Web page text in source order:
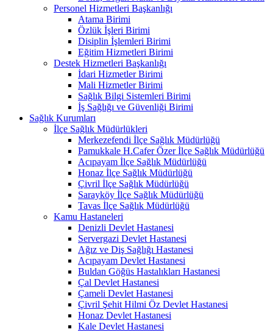
Personel Hizmetleri Başkanlığı
Atama Birimi
Özlük İşleri Birimi
Disiplin İşlemleri Birimi
Eğitim Hizmetleri Birimi
Destek Hizmetleri Başkanlığı
İdari Hizmetler Birimi
Mali Hizmetler Birimi
Sağlık Bilgi Sistemleri Birimi
İş Sağlığı ve Güvenliği Birimi
Sağlık Kurumları
İlçe Sağlık Müdürlükleri
Merkezefendi İlçe Sağlık Müdürlüğü
Pamukkale H.Cafer Özer İlçe Sağlık Müdürlüğü
Acıpayam İlçe Sağlık Müdürlüğü
Honaz İlçe Sağlık Müdürlüğü
Çivril İlçe Sağlık Müdürlüğü
Sarayköy İlçe Sağlık Müdürlüğü
Tavas İlçe Sağlık Müdürlüğü
Kamu Hastaneleri
Denizli Devlet Hastanesi
Servergazi Devlet Hastanesi
Ağız ve Diş Sağlığı Hastanesi
Acıpayam Devlet Hastanesi
Buldan Göğüs Hastalıkları Hastanesi
Çal Devlet Hastanesi
Çameli Devlet Hastanesi
Çivril Şehit Hilmi Öz Devlet Hastanesi
Honaz Devlet Hastanesi
Kale Devlet Hastanesi